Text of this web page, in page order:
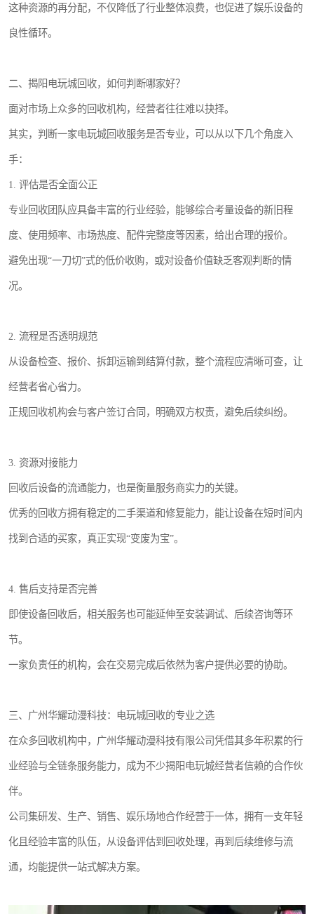
这种资源的再分配，不仅降低了行业整体浪费，也促进了娱乐设备的
良性循环。
二、揭阳电玩城回收，如何判断哪家好？
面对市场上众多的回收机构，经营者往往难以抉择。
其实，判断一家电玩城回收服务是否专业，可以从以下几个角度入
手：
1. 评估是否全面公正
专业回收团队应具备丰富的行业经验，能够综合考量设备的新旧程
度、使用频率、市场热度、配件完整度等因素，给出合理的报价。
避免出现“一刀切”式的低价收购，或对设备价值缺乏客观判断的情
况。
2. 流程是否透明规范
从设备检查、报价、拆卸运输到结算付款，整个流程应清晰可查，让
经营者省心省力。
正规回收机构会与客户签订合同，明确双方权责，避免后续纠纷。
3. 资源对接能力
回收后设备的流通能力，也是衡量服务商实力的关键。
优秀的回收方拥有稳定的二手渠道和修复能力，能让设备在短时间内
找到合适的买家，真正实现“变废为宝”。
4. 售后支持是否完善
即使设备回收后，相关服务也可能延伸至安装调试、后续咨询等环
节。
一家负责任的机构，会在交易完成后依然为客户提供必要的协助。
三、广州华耀动漫科技：电玩城回收的专业之选
在众多回收机构中，广州华耀动漫科技有限公司凭借其多年积累的行
业经验与全链条服务能力，成为不少揭阳电玩城经营者信赖的合作伙
伴。
公司集研发、生产、销售、娱乐场地合作经营于一体，拥有一支年轻
化且经验丰富的队伍，从设备评估到回收处理，再到后续维修与流
通，均能提供一站式解决方案。